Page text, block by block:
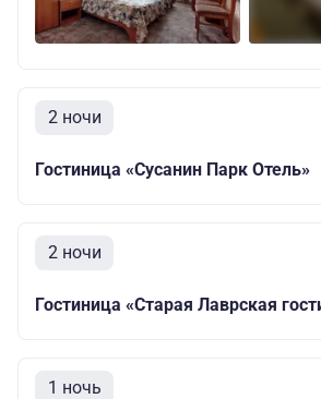
2 ночи
Гостиница «Сусанин Парк Отель»
2 ночи
Гостиница «Старая Лаврская
1 ночь